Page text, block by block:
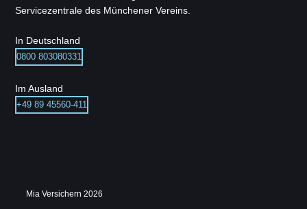
Servicezentrale des Münchener Vereins.
In Deutschland
0800 803080331
Im Ausland
+49 89 45560-411
Mia Versichern 2026